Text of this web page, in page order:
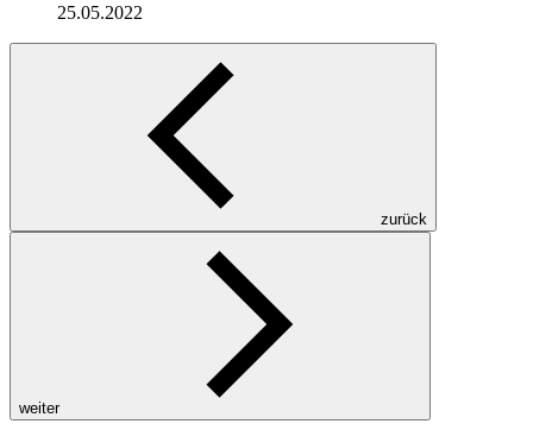
25.05.2022
zurück
weiter